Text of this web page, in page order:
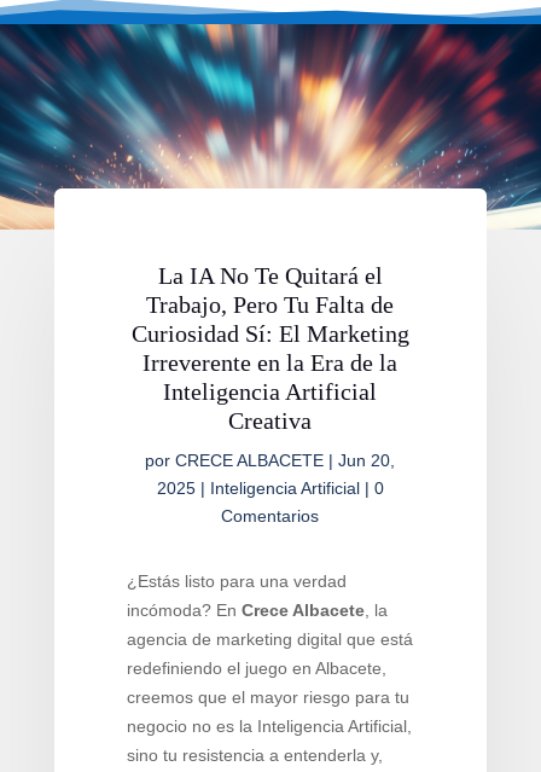
La IA No Te Quitará el
Trabajo, Pero Tu Falta de
Curiosidad Sí: El Marketing
Irreverente en la Era de la
Inteligencia Artificial
Creativa
porCRECE ALBACETE |Jun 20,
2025| Inteligencia Artificial| 0
Comentarios
¿Estás listo para una verdad
incómoda? En Crece Albacete, la
agencia de marketing digital que está
redefiniendo el juego en Albacete,
creemos que el mayor riesgo para tu
negocio no es la Inteligencia Artificial,
sino tu resistencia a entenderla y,